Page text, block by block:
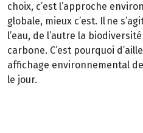
choix, c’est l’approche
globale, mieux c’est. Il ne
l’eau, de l’autre la
carbone. C’est pourquoi
affichage environnemental
le jour.